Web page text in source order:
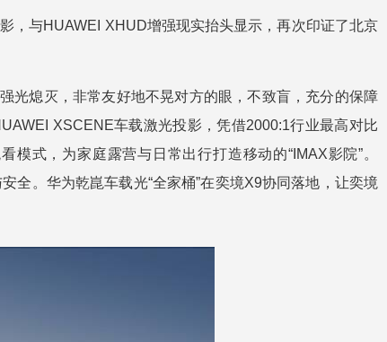
，与HUAWEI XHUD增强现实抬头显示，再次印证了北京
光熄灭，非常友好地不晃对方的眼，不致盲，充分的保障
XSCENE车载激光投影，凭借2000:1行业最高对比
式，为家庭露营与日常出行打造移动的“IMAX影院”。
全。华为乾崑车载光“全家桶”在奕境X9协同落地，让奕境